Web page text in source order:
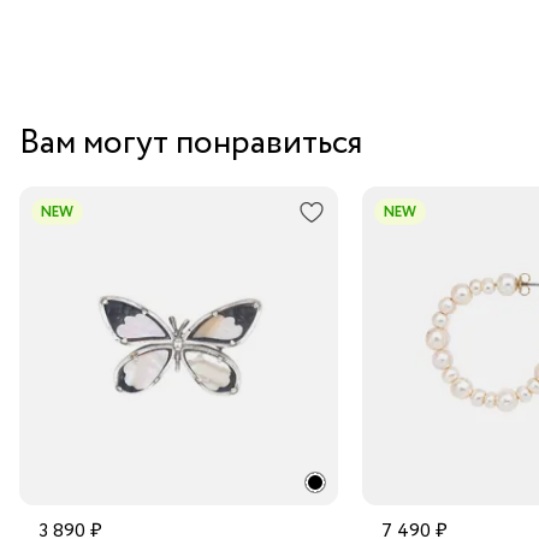
Вам могут понравиться
NEW
3 890 ₽
NEW
7 490 ₽